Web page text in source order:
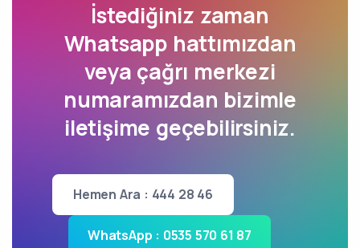
İstediğiniz zaman
Whatsapp hattımızdan
veya çağrı merkezi
numaramızdan bizimle
iletişime geçebilirsiniz.
Hemen Ara : 444 28 46
WhatsApp : 0535 570 61 87